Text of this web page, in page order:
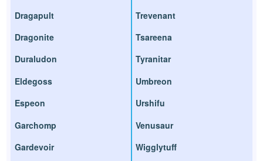
Dragapult
Dragonite
Duraludon
Eldegoss
Espeon
Garchomp
Gardevoir
Trevenant
Tsareena
Tyranitar
Umbreon
Urshifu
Venusaur
Wigglytuff